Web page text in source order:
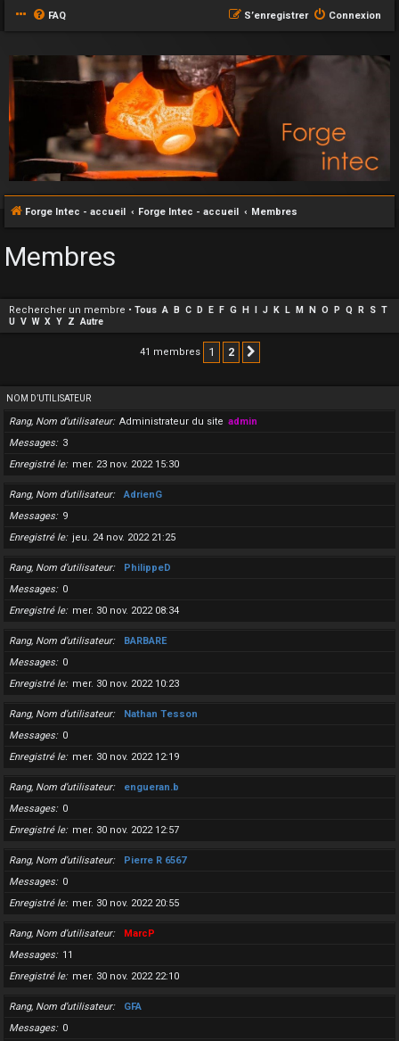
FAQ Connexion
S’enregistrer
Forge Intec - accueil Forge Intec - accueil Membres
Membres
Rechercher un membre • Tous A B C D E F G H I J K L M N O P Q R S T
U V W X Y Z Autre
41 membres 1 2
NOM D’UTILISATEUR
Rang, Nom d’utilisateur Administrateur du site admin
Messages
3
Enregistré le
mer. 23 nov. 2022 15:30
Rang, Nom d’utilisateur
AdrienG
Messages
9
Enregistré le
jeu. 24 nov. 2022 21:25
Rang, Nom d’utilisateur
PhilippeD
Messages
0
Enregistré le
mer. 30 nov. 2022 08:34
Rang, Nom d’utilisateur
BARBARE
Messages
0
Enregistré le
mer. 30 nov. 2022 10:23
Rang, Nom d’utilisateur
Nathan Tesson
Messages
0
Enregistré le
mer. 30 nov. 2022 12:19
Rang, Nom d’utilisateur
engueran.b
Messages
0
Enregistré le
mer. 30 nov. 2022 12:57
Rang, Nom d’utilisateur
Pierre R 6567
Messages
0
Enregistré le
mer. 30 nov. 2022 20:55
Rang, Nom d’utilisateur
MarcP
Messages
11
Enregistré le
mer. 30 nov. 2022 22:10
Rang, Nom d’utilisateur
GFA
Messages
0